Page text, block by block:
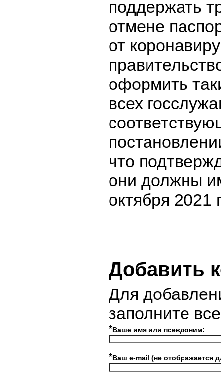
поддержать
отмене
от
оформить
всех
что
они должны
октября 2021
Добавить
Для
заполните
*Ваше имя или псевдоним:
*Ваш e-mail (не отображается